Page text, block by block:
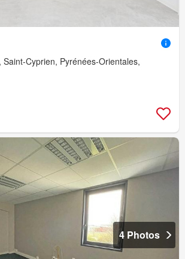
Saint-Cyprien, Pyrénées-Orientales,
4 Photos